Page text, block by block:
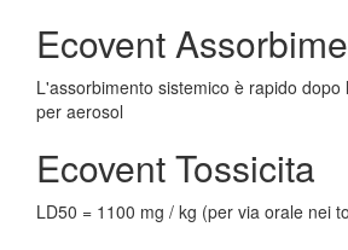
Ecovent
L'assorbimento sistemico è rapido
per aerosol
Ecovent Tossicita
LD50 = 1100 mg / kg (per via orale nei